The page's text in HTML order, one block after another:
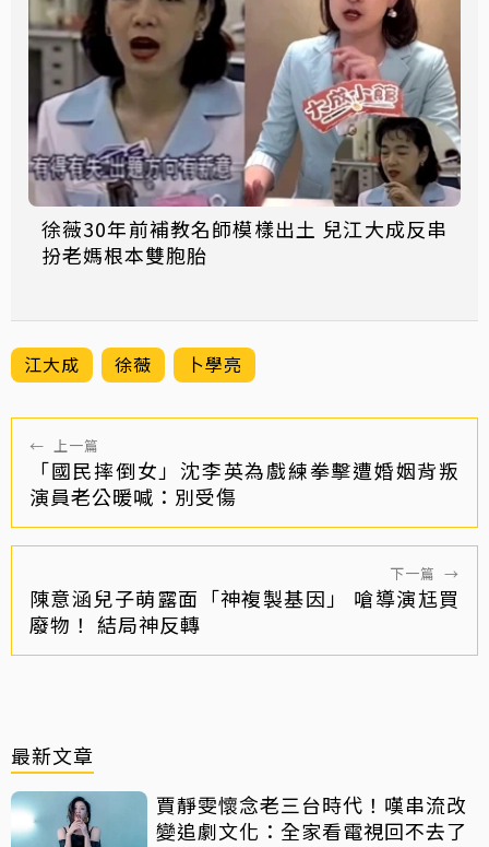
徐薇30年前補教名師模樣出土 兒江大成反串
扮老媽根本雙胞胎
江大成 徐薇 卜學亮
← 上一篇
「國民摔倒女」沈李英為戲練拳擊遭婚姻背叛
演員老公暖喊：別受傷
下一篇 →
陳意涵兒子萌露面「神複製基因」 嗆導演尪買
廢物！ 結局神反轉
最新文章
賈靜雯懷念老三台時代！嘆串流改
變追劇文化：全家看電視回不去了